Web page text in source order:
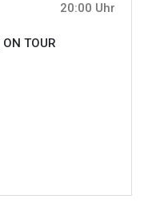
20:00 Uhr
ON TOUR